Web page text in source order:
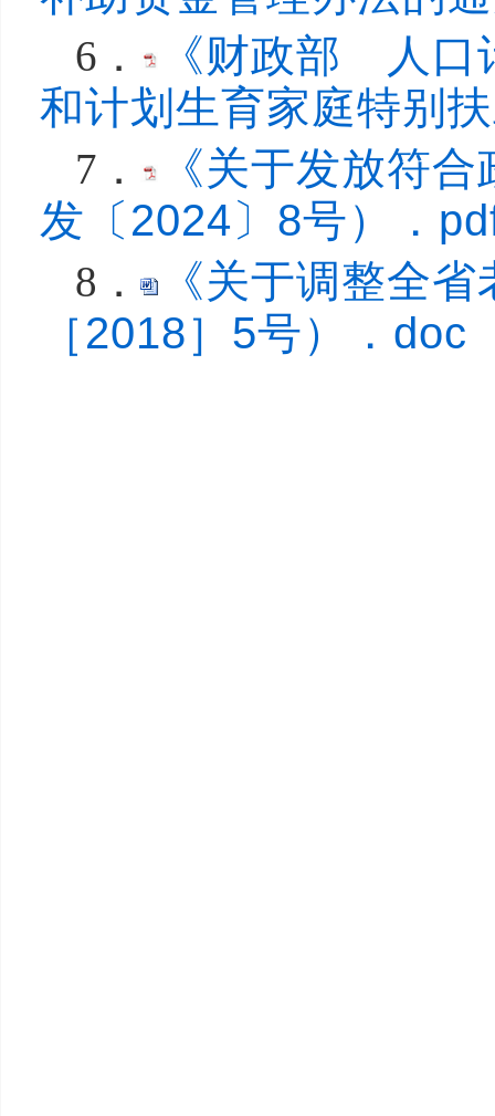
6．
《财政部 人口
和计划生育家庭特别
7．
《关于发放符
发〔2024〕8号）．
8．
《关于调整全
［2018］5号）．doc